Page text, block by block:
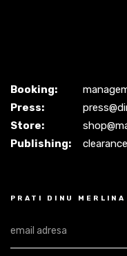
Booking:
Press:
Store:
Publishing:
PRATI DINU